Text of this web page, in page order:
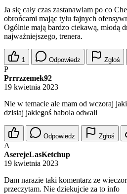
Ja się cały czas zastanawiam po co
obrońcami mając tylu fajnych
Ogólnie mają bardzo ciekawą, młodą
najważniejszego, trenera.
1 Odpowiedz Zgłoś
P
Prrrzzemek92
19 kwietnia 2023
Nie w temacie ale mam od wczoraj
dzisiaj jakiegoś babola odwali
Odpowiedz Zgłoś
A
AserejeLasKetchup
19 kwietnia 2023
Dam narazie taki komentarz ze
przeczytam. Nie dziekujcie za to info